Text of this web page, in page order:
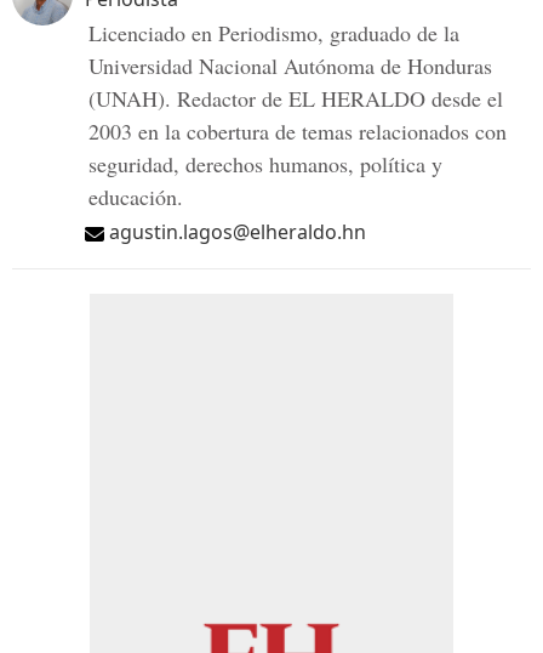
Licenciado en Periodismo, graduado de la
Universidad Nacional Autónoma de Honduras
(UNAH). Redactor de EL HERALDO desde el
2003 en la cobertura de temas relacionados con
seguridad, derechos humanos, política y
educación.
agustin.lagos@elheraldo.hn